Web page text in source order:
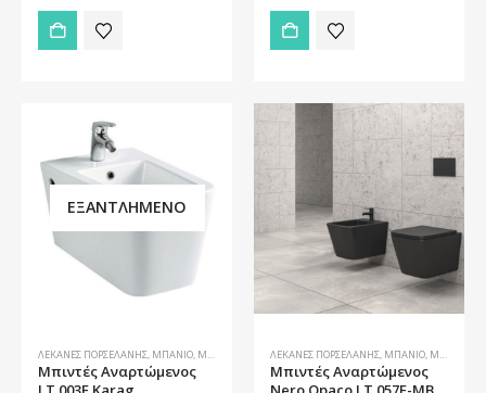
ΕΞΑΝΤΛΗΜΈΝΟ
ΛΕΚΆΝΕΣ ΠΟΡΣΕΛΆΝΗΣ ΜΠΆΝΙΟ ΜΠΙΝΤΈ
Μπιντές Αναρτώμενος
ΛΕΚΆΝΕΣ ΠΟΡΣΕΛΆΝΗΣ ΜΠΆΝΙΟ ΜΠΙΝΤΈ
Μπιντές Αναρτώμενος